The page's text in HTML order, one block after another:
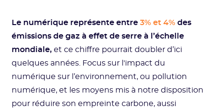
Le numérique représente entre 3% et 4% des
émissions de gaz à effet de serre à l’échelle
mondiale, et ce chiffre pourrait doubler d’ici
quelques années. Focus sur l'impact du
numérique sur l’environnement, ou pollution
numérique, et les moyens mis à notre disposition
pour réduire son empreinte carbone, aussi